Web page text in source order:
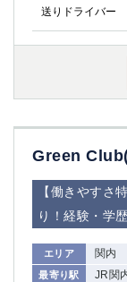
送りドライバー
Green
【働きやすさ
り！経験・学
エリア 関内
最寄り駅 JR関